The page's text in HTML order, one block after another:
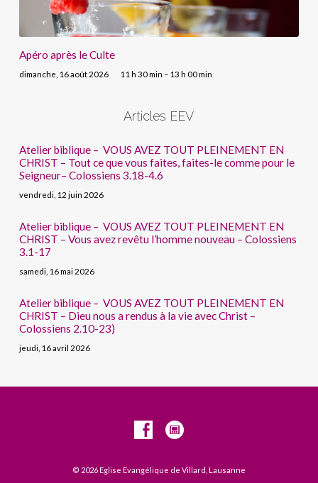
Apéro après le Culte
dimanche, 16 août 2026 11 h 30 min – 13 h 00 min
Articles EEV
Atelier biblique – VOUS AVEZ TOUT PLEINEMENT EN
CHRIST – Tout ce que vous faites, faites-le comme pour le
Seigneur– Colossiens 3.18-4.6
vendredi, 12 juin 2026
Atelier biblique – VOUS AVEZ TOUT PLEINEMENT EN
CHRIST – Vous avez revêtu l’homme nouveau – Colossiens
3.1-17
samedi, 16 mai 2026
Atelier biblique – VOUS AVEZ TOUT PLEINEMENT EN
CHRIST – Dieu nous a rendus à la vie avec Christ –
Colossiens 2.10-23)
jeudi, 16 avril 2026
© 2026 Eglise Evangélique de Villard, Lausanne